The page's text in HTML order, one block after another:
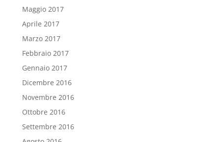
Maggio 2017
Aprile 2017
Marzo 2017
Febbraio 2017
Gennaio 2017
Dicembre 2016
Novembre 2016
Ottobre 2016
Settembre 2016